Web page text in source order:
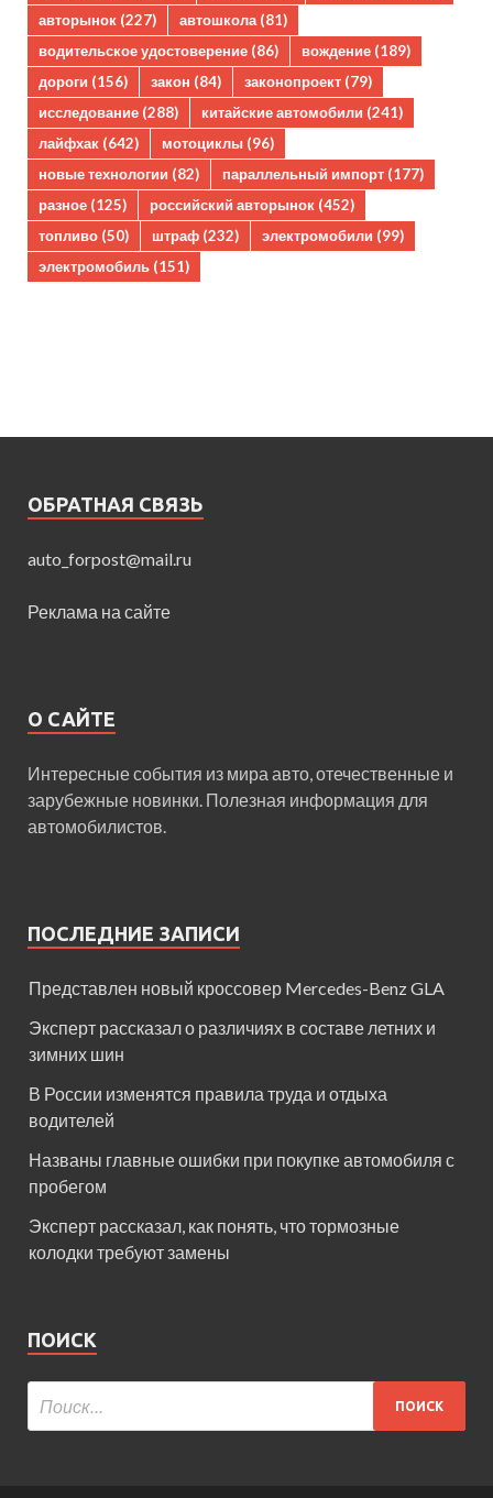
авторынок (227) автошкола(81)
водительское удостоверение (86) вождение (189)
дороги (156) закон (84) законопроект (79)
исследование (288) китайские автомобили (241)
лайфхак (642) мотоциклы (96)
новые технологии (82) параллельный импорт (177)
разное (125) российский авторынок (452)
топливо (50) штраф (232) электромобили (99)
электромобиль (151)
ОБРАТНАЯ СВЯЗЬ
auto_forpost@mail.ru
Реклама на сайте
О САЙТЕ
Интересные события из мира авто, отечественные и
зарубежные новинки. Полезная информация для
автомобилистов.
ПОСЛЕДНИЕ ЗАПИСИ
Представлен новый кроссовер Mercedes-Benz GLA
Эксперт рассказал о различиях в составе летних и
зимних шин
В России изменятся правила труда и отдыха
водителей
Названы главные ошибки при покупке автомобиля с
пробегом
Эксперт рассказал, как понять, что тормозные
колодки требуют замены
ПОИСК